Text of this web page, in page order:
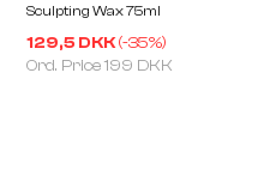
129,5 DKK(-35%)
Ord. Price199 DKK